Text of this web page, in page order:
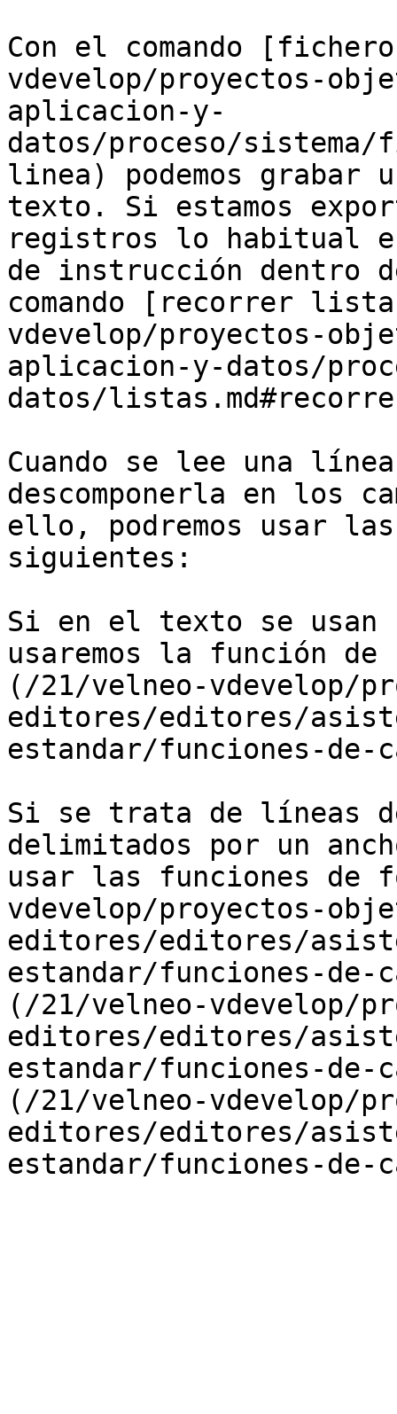
Con el comando
vdevelop/proyectos-
aplicacion-y-
datos/proceso/
linea) podemos grabar
texto. Si estamos
registros lo habitual es
de instrucción dentro
comando [recorrer
vdevelop/proyectos-
aplicacion-y-datos/
datos/
Cuando se lee una
descomponerla en los
ello, podremos usar
siguientes:
Si en el texto se usan
usaremos la función
(/21/velneo-vdevelop/
editores/editores/
estandar/funciones-de-
Si se trata de líneas
delimitados por un
usar las funciones de
vdevelop/proyectos-
editores/editores/
estandar/funciones-
(/21/velneo-vdevelop/
editores/editores/
estandar/funciones-de-
(/21/velneo-vdevelop/
editores/editores/